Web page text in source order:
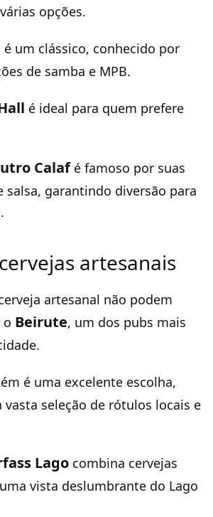
opções.
é um clássico, conhecido por
de samba e MPB.
é ideal para quem prefere
Calafé famoso por suas
salsa, garantindo diversão para
artesanais
artesanal não podem
o Beirute, um dos pubs mais
é uma excelente escolha,
vasta seleção de rótulos locais e
Lago combina cervejas
vista deslumbrante do Lago